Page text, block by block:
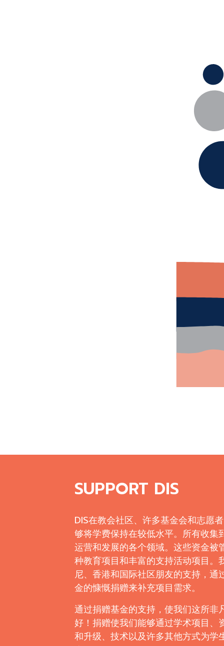
SUPPORT DIS
DIS在教会社区、许多基金会和志愿
够将学费保持在较低水平。所有收集
运营和发展的各个领域。这些资金被
种教育项目和丰富的支持活动项目。
尼、香港和国际社区朋友的支持，通
金的慷慨捐赠来补充项目需求。
通过捐赠基金的支持，使我们这所非
好！捐赠使我们能够通过学术项目、
和升级、技术以及许多其他方式为学